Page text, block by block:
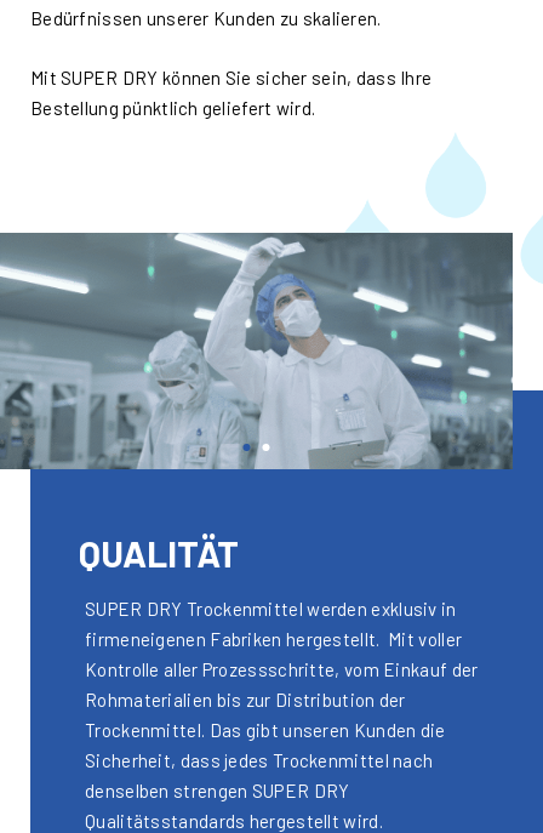
Bedürfnissen unserer Kunden zu skalieren.
Mit SUPER DRY können Sie sicher sein, dass Ihre
Bestellung pünktlich geliefert wird.
QUALITÄT
SUPER DRY Trockenmittel werden exklusiv in
firmeneigenen Fabriken hergestellt. Mit voller
Kontrolle aller Prozessschritte, vom Einkauf der
Rohmaterialien bis zur Distribution der
Trockenmittel. Das gibt unseren Kunden die
Sicherheit, dass jedes Trockenmittel nach
denselben strengen SUPER DRY
Qualitätsstandards hergestellt wird.